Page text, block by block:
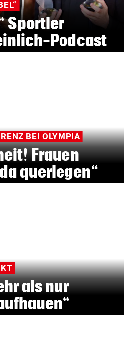
Sportler
Podcast
BEI OLYMPIA
Frauen
querlegen“
als nur